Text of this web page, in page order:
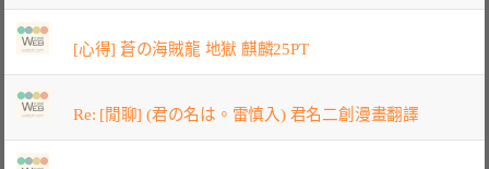
[心得] 蒼の海賊龍 地獄 麒麟25PT
Re: [閒聊] (君の名は。雷慎入) 君名二創漫畫翻譯